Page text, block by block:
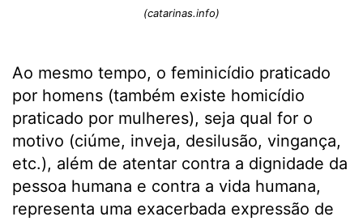
(catarinas.info)
Ao mesmo tempo, o feminicídio praticado
por homens (também existe homicídio
praticado por mulheres), seja qual for o
motivo (ciúme, inveja, desilusão, vingança,
etc.), além de atentar contra a dignidade da
pessoa humana e contra a vida humana,
representa uma exacerbada expressão de